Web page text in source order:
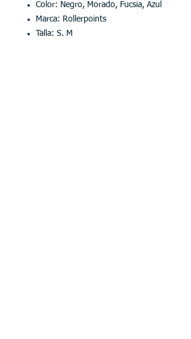
Color: Negro, Morado, Fucsia, Azul
Marca: Rollerpoints
Talla: S. M